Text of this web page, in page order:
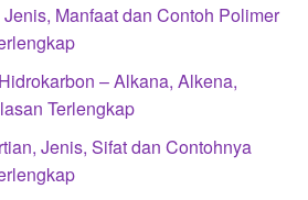
Manfaat dan Contoh Polimer
– Alkana, Alkena,
Terlengkap
Jenis, Sifat dan Contohnya